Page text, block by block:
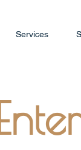
Services